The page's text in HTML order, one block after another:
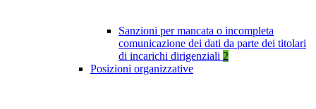
Sanzioni per mancata o incompleta
comunicazione dei dati da parte dei titolari
di incarichi dirigenziali 2
Posizioni organizzative